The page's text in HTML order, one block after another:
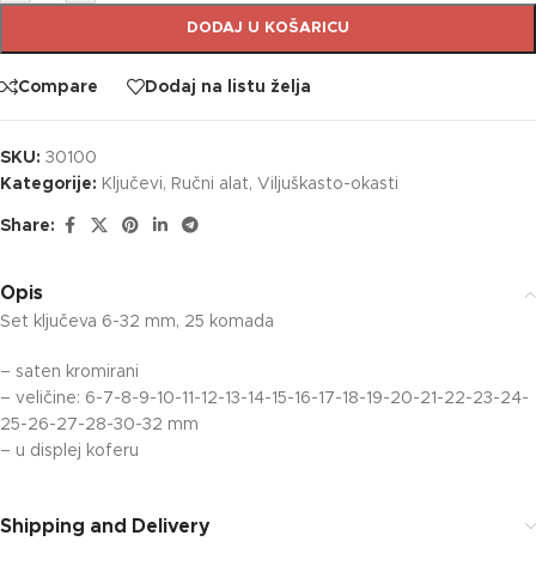
DODAJ U KOŠARICU
Compare Dodaj na listu želja
SKU: 30100
Kategorije: Ključevi, Ručni alat, Viljuškasto-okasti
Share:
Opis
Set ključeva 6-32 mm, 25 komada
– saten kromirani
– veličine: 6-7-8-9-10-11-12-13-14-15-16-17-18-19-20-21-22-23-24-
25-26-27-28-30-32 mm
– u displej koferu
Shipping and Delivery